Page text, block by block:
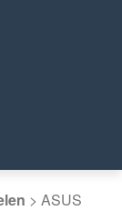
> ASUS